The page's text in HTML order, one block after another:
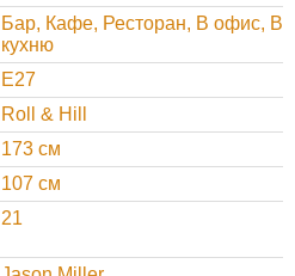
Бар, Кафе, Ресторан, В офис, В
кухню
E27
Roll & Hill
173 см
107 см
21